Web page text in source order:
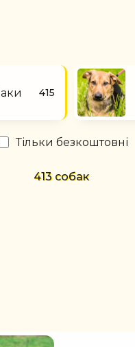
Тільки безкоштовні
415
413собак